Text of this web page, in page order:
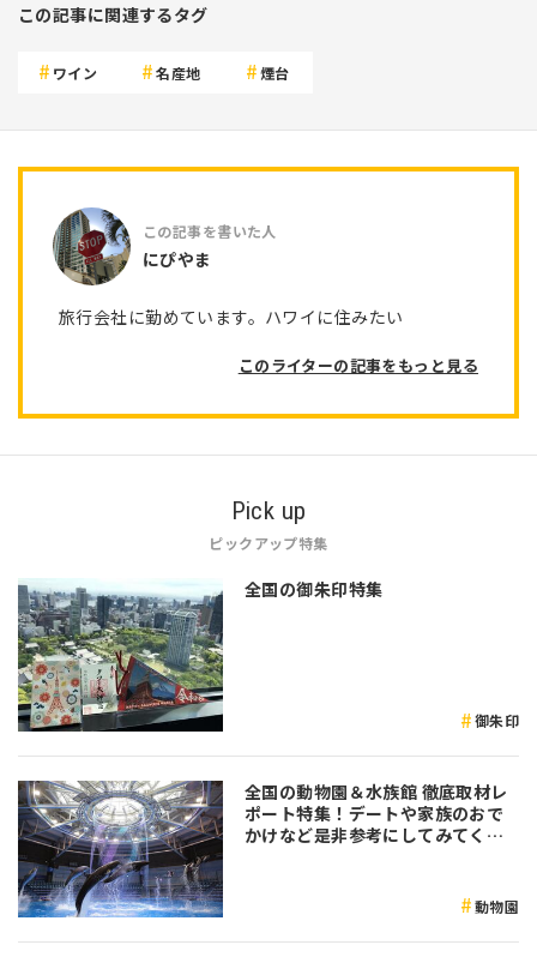
この記事に関連するタグ
ワイン 名産地 煙台
にぴやま
旅行会社に勤めています。ハワイに住みたい
このライターの記事をもっと見る
Pick up
ピックアップ特集
全国の御朱印特集
御朱印
全国の動物園＆水族館 徹底取材レ
ポート特集！デートや家族のおで
かけなど是非参考にしてみてくだ
動物園